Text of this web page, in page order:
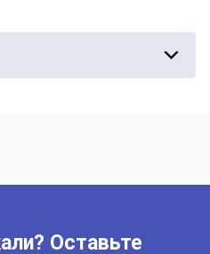
Оставьте